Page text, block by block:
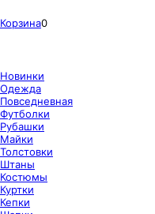
Корзина0
Новинки
Одежда
Повседневная
Футболки
Рубашки
Майки
Толстовки
Штаны
Костюмы
Куртки
Кепки